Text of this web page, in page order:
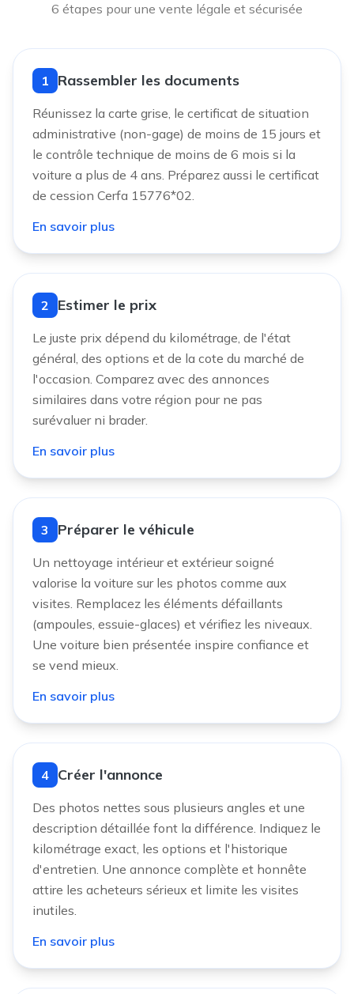
6 étapes pour une vente légale et sécurisée
1 Rassembler les documents
Réunissez la carte grise, le certificat de situation
administrative (non-gage) de moins de 15 jours et
le contrôle technique de moins de 6 mois si la
voiture a plus de 4 ans. Préparez aussi le certificat
de cession Cerfa 15776*02.
En savoir plus
2 Estimer le prix
Le juste prix dépend du kilométrage, de l'état
général, des options et de la cote du marché de
l'occasion. Comparez avec des annonces
similaires dans votre région pour ne pas
surévaluer ni brader.
En savoir plus
3 Préparer le véhicule
Un nettoyage intérieur et extérieur soigné
valorise la voiture sur les photos comme aux
visites. Remplacez les éléments défaillants
(ampoules, essuie-glaces) et vérifiez les niveaux.
Une voiture bien présentée inspire confiance et
se vend mieux.
En savoir plus
4 Créer l'annonce
Des photos nettes sous plusieurs angles et une
description détaillée font la différence. Indiquez le
kilométrage exact, les options et l'historique
d'entretien. Une annonce complète et honnête
attire les acheteurs sérieux et limite les visites
inutiles.
En savoir plus